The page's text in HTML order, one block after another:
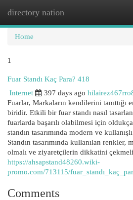
directory nation
Home
1
Fuar Standı Kaç Para? 418
Internet
397 days ago
Fuarlar, Markaların kendilerini tanıttığı
biridir. Etkili bir fuar standı nasıl
fuarlarda başarılı olabilmesi için
standın tasarımında modern ve
Standın tasarımında kullanılan
olmalı ve ziyaretçilerin dikkatini
https://ahsapstand48260.wiki-
promo.com/713115/
Comments